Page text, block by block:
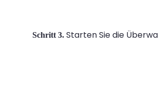
Schritt 3. Starten Sie die